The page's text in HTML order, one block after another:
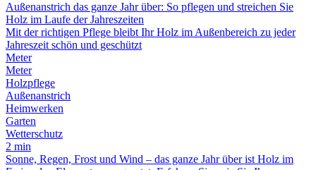
Außenanstrich das ganze Jahr über: So pflegen und streichen Sie
Holz im Laufe der Jahreszeiten
Mit der richtigen Pflege bleibt Ihr Holz im Außenbereich zu jeder
Jahreszeit schön und geschützt
Meter
Meter
Holzpflege
Außenanstrich
Heimwerken
Garten
Wetterschutz
2 min
Sonne, Regen, Frost und Wind – das ganze Jahr über ist Holz im